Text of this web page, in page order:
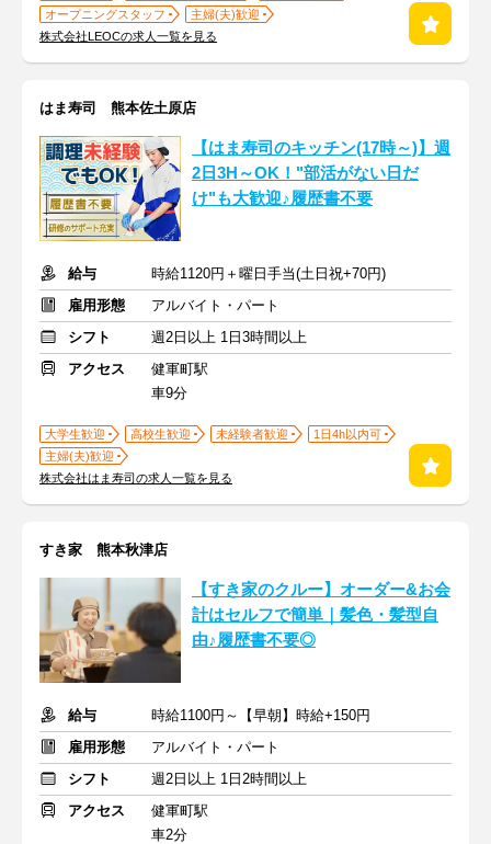
オープニングスタッフ
主婦(夫)歓迎
株式会社LEOCの求人一覧を見る
はま寿司 熊本佐土原店
【はま寿司のキッチン(17時～)】週
2日3H～OK！"部活がない日だ
け"も大歓迎♪履歴書不要
給与
時給1120円＋曜日手当(土日祝+70円)
雇用形態
アルバイト・パート
シフト
週2日以上 1日3時間以上
アクセス
健軍町駅
車9分
大学生歓迎 高校生歓迎 未経験者歓迎
1日4h以内可
主婦(夫)歓迎
株式会社はま寿司の求人一覧を見る
すき家 熊本秋津店
【すき家のクルー】オーダー&お会
計はセルフで簡単｜髪色・髪型自
由♪履歴書不要◎
給与
時給1100円～【早朝】時給+150円
雇用形態
アルバイト・パート
シフト
週2日以上 1日2時間以上
アクセス
健軍町駅
車2分